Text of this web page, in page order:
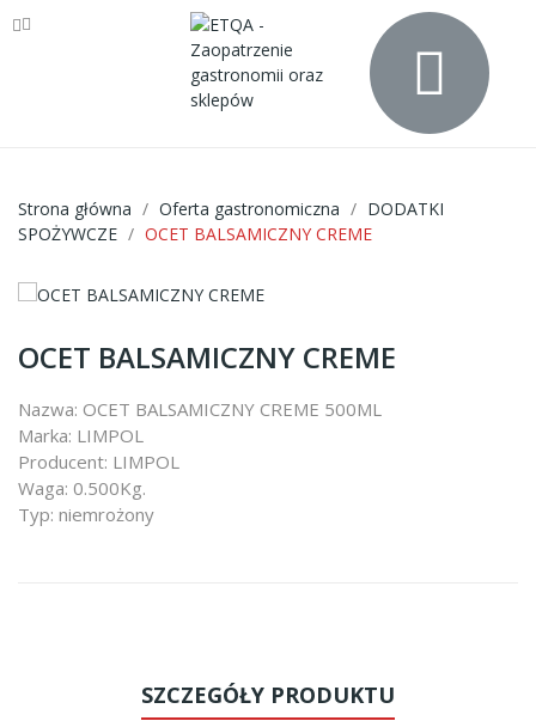
Strona główna Oferta gastronomiczna
DODATKI
SPOŻYWCZE
OCET BALSAMICZNY CREME
OCET BALSAMICZNY CREME
Nazwa: OCET BALSAMICZNY CREME 500ML
Marka: LIMPOL
Producent: LIMPOL
Waga: 0.500Kg.
Typ: niemrożony
SZCZEGÓŁY PRODUKTU